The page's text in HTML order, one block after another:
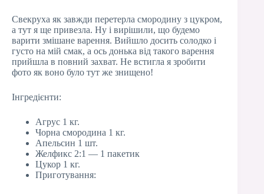
Свекруха як завжди перетерла смородину з цукром,
а тут я ще привезла. Ну і вирішили, що будемо
варити змішане варення. Вийшло досить солодко і
густо на мій смак, а ось донька від такого варення
прийшла в повний захват. Не встигла я зробити
фото як воно було тут же знищено!
Інгредієнти:
Агрус 1 кг.
Чорна смородина 1 кг.
Апельсин 1 шт.
Желфикс 2:1 — 1 пакетик
Цукор 1 кг.
Приготування: